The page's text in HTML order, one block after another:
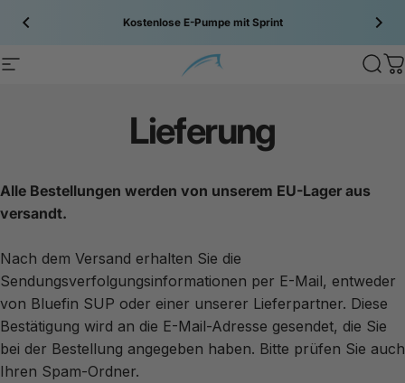
Kostenlose E-Pumpe mit Sprint
Site navigation Bluefin SUP
Lieferung
Alle Bestellungen werden von unserem EU-Lager aus
versandt.
Nach dem Versand erhalten Sie die
Sendungsverfolgungsinformationen per E-Mail, entweder
von Bluefin SUP oder einer unserer Lieferpartner. Diese
Bestätigung wird an die E-Mail-Adresse gesendet, die Sie
bei der Bestellung angegeben haben. Bitte prüfen Sie auch
Ihren Spam-Ordner.